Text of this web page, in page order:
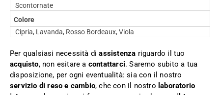
Scontornate
Colore
Cipria, Lavanda, Rosso Bordeaux, Viola
Per qualsiasi necessità diassistenza riguardo il tuo
acquisto, non esitare a contattarci. Saremo subito a tua
disposizione, per ogni eventualità: sia con il nostro
servizio di reso e cambio, che con il nostro laboratorio